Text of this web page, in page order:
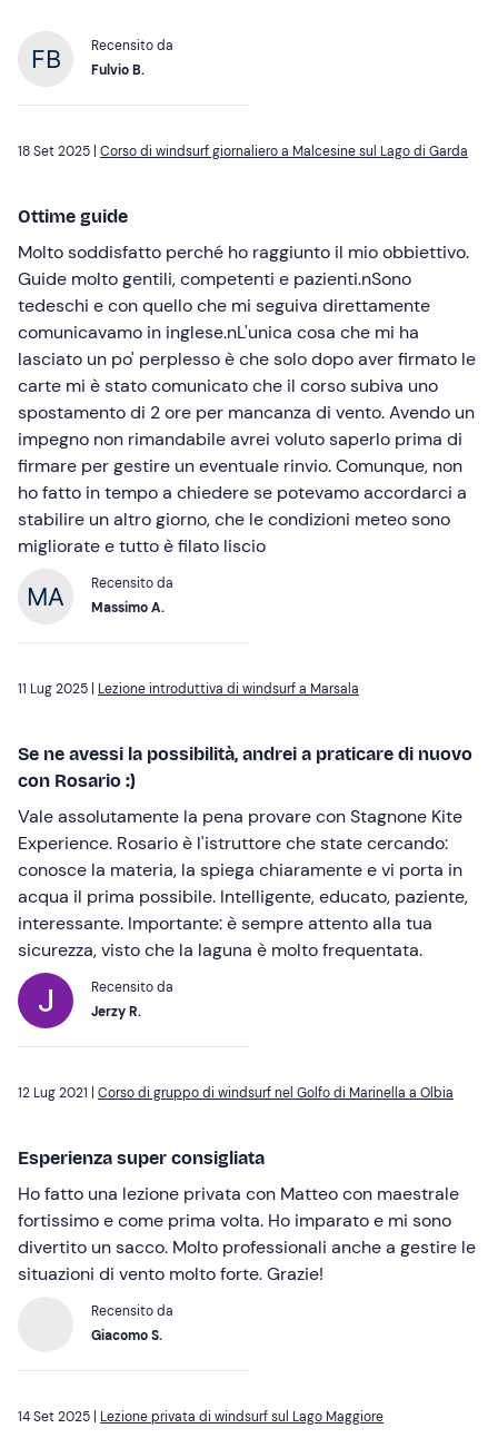
Recensito da
Fulvio B.
18 Set 2025 | Corso di windsurf giornaliero a Malcesine sul Lago di Garda
Ottime guide
Molto soddisfatto perché ho raggiunto il mio obbiettivo.
Guide molto gentili, competenti e pazienti.nSono
tedeschi e con quello che mi seguiva direttamente
comunicavamo in inglese.nL'unica cosa che mi ha
lasciato un po' perplesso è che solo dopo aver firmato le
carte mi è stato comunicato che il corso subiva uno
spostamento di 2 ore per mancanza di vento. Avendo un
impegno non rimandabile avrei voluto saperlo prima di
firmare per gestire un eventuale rinvio. Comunque, non
ho fatto in tempo a chiedere se potevamo accordarci a
stabilire un altro giorno, che le condizioni meteo sono
migliorate e tutto è filato liscio
Recensito da
Massimo A.
11 Lug 2025 | Lezione introduttiva di windsurf a Marsala
Se ne avessi la possibilità, andrei a praticare di nuovo
con Rosario :)
Vale assolutamente la pena provare con Stagnone Kite
Experience. Rosario è l'istruttore che state cercando:
conosce la materia, la spiega chiaramente e vi porta in
acqua il prima possibile. Intelligente, educato, paziente,
interessante. Importante: è sempre attento alla tua
sicurezza, visto che la laguna è molto frequentata.
Recensito da
Jerzy R.
12 Lug 2021 | Corso di gruppo di windsurf nel Golfo di Marinella a Olbia
Esperienza super consigliata
Ho fatto una lezione privata con Matteo con maestrale
fortissimo e come prima volta. Ho imparato e mi sono
divertito un sacco. Molto professionali anche a gestire le
situazioni di vento molto forte. Grazie!
Recensito da
Giacomo S.
14 Set 2025 | Lezione privata di windsurf sul Lago Maggiore